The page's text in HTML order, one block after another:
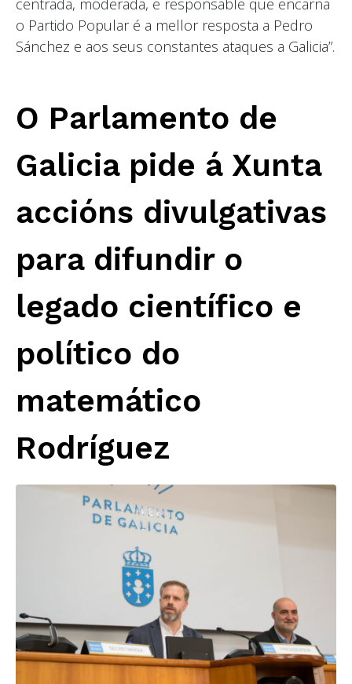
centrada, moderada, e responsable que encarna
o Partido Popular é a mellor resposta a Pedro
Sánchez e aos seus constantes ataques a Galicia”.
O Parlamento de
Galicia pide á Xunta
accións divulgativas
para difundir o
legado científico e
político do
matemático
Rodríguez